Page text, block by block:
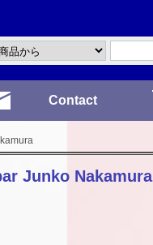
Contact
Junko Nakamura